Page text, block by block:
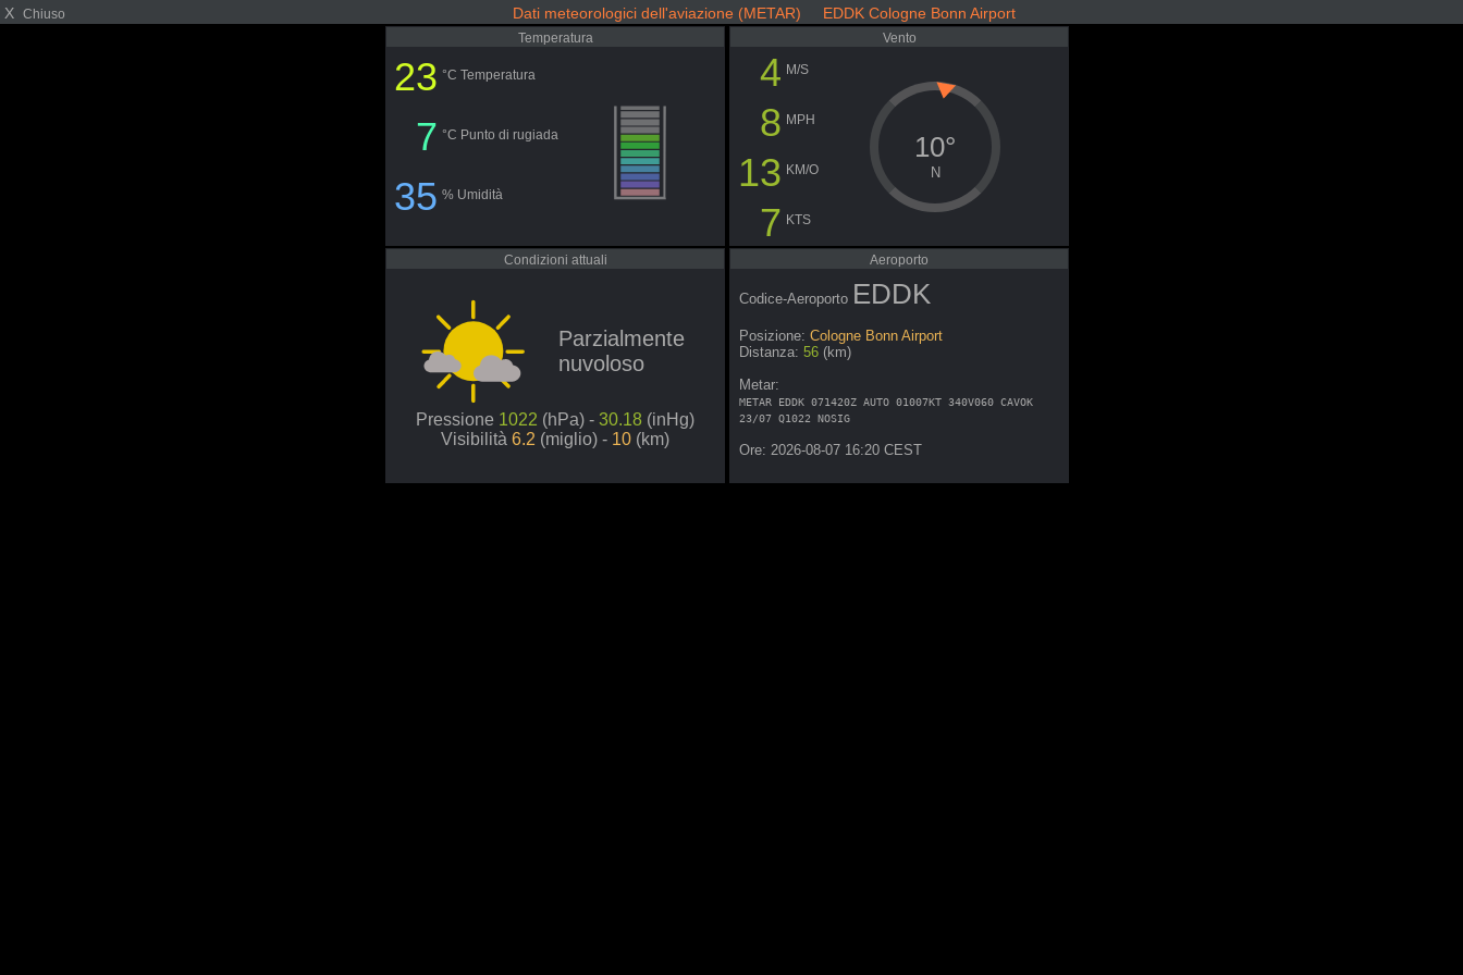
X Chiuso Dati meteorologici dell'aviazione (METAR) EDDK Cologne Bonn Airport
Temperatura
23 °C Temperatura
7 °C Punto di rugiada
35 % Umidità
Vento
4 M/S
8 MPH
13 KM/O
7 KTS
10°
N
Condizioni attuali
Parzialmente
nuvoloso
Pressione 1022 (hPa) - 30.18 (inHg)
Visibilità 6.2 (miglio) - 10 (km)
Aeroporto
Codice-Aeroporto EDDK
Posizione: Cologne Bonn Airport
Distanza: 56 (km)
Metar:
METAR EDDK 071420Z AUTO 01007KT 340V060 CAVOK
23/07 Q1022 NOSIG
Ore: 2026-08-07 16:20 CEST